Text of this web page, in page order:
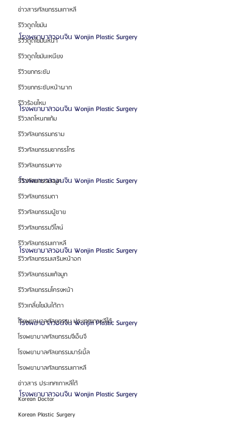
ข่าวสารศัลยกรรมเกาหลี
รีวิวดูดไขมัน
รีวิวดูดไขมันหน้า
รีวิวดูดไขมันเหนียง
รีวิวยกกระชับ
รีวิวยกกระชับหน้าผาก
รีวิวร้อยไหม
รีวิวลดโหนกแก้ม
รีวิวศัลยกรรมกราม
รีวิวศัลยกรรมขากรรไกร
รีวิวศัลยกรรมคาง
รีวิวศัลยกรรมจมูก
รีวิวศัลยกรรมตา
รีวิวศัลยกรรมผู้ชาย
รีวิวศัลยกรรมวีไลน์
รีวิวศัลยกรรมเกาหลี
รีวิวศัลยกรรมเสริมหน้าอก
รีวิวศัลยกรรมแก้จมูก
รีวิวศัลยกรรมโครงหน้า
รีวิวเกลี่ยไขมันใต้ตา
โรงพยาบาลศัลยกรรม ประเทศเกาหลีใต้
โรงพยาบาลศัลยกรรมจีเอ็นจี
โรงพยาบาลศัลยกรรมมาร์เบิ้ล
โรงพยาบาลศัลยกรรมเกาหลี
ข่าวสาร ประเทศเกาหลีใต้
Korean Doctor
Korean Plastic Surgery
โรงพยาบาลวอนจิน Wonjin Plastic Surgery
โรงพยาบาลวอนจิน Wonjin Plastic Surgery
โรงพยาบาลวอนจิน Wonjin Plastic Surgery
โรงพยาบาลวอนจิน Wonjin Plastic Surgery
โรงพยาบาลวอนจิน Wonjin Plastic Surgery
โรงพยาบาลวอนจิน Wonjin Plastic Surgery